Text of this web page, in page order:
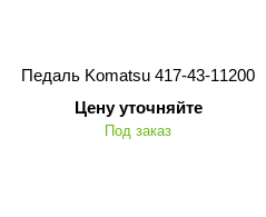
Педаль Komatsu 417-43-11200
Цену уточняйте
Под заказ